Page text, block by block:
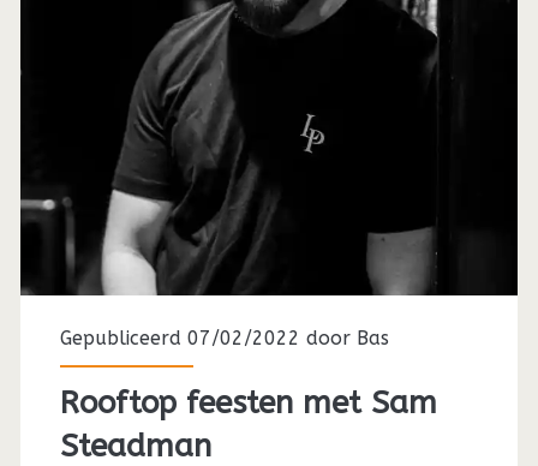
Gepubliceerd 07/02/2022 door Bas
Rooftop feesten met Sam
Steadman